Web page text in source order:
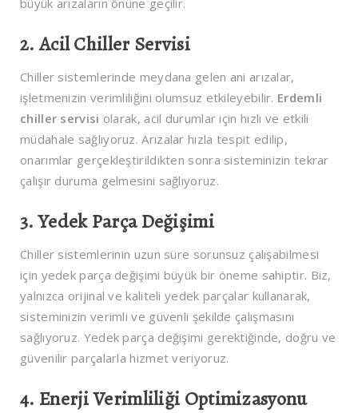
büyük arızaların önüne geçilir.
2. Acil Chiller Servisi
Chiller sistemlerinde meydana gelen ani arızalar,
işletmenizin verimliliğini olumsuz etkileyebilir. Erdemli
chiller servisi olarak, acil durumlar için hızlı ve etkili
müdahale sağlıyoruz. Arızalar hızla tespit edilip,
onarımlar gerçekleştirildikten sonra sisteminizin tekrar
çalışır duruma gelmesini sağlıyoruz.
3. Yedek Parça Değişimi
Chiller sistemlerinin uzun süre sorunsuz çalışabilmesi
için yedek parça değişimi büyük bir öneme sahiptir. Biz,
yalnızca orijinal ve kaliteli yedek parçalar kullanarak,
sisteminizin verimli ve güvenli şekilde çalışmasını
sağlıyoruz. Yedek parça değişimi gerektiğinde, doğru ve
güvenilir parçalarla hizmet veriyoruz.
4. Enerji Verimliliği Optimizasyonu